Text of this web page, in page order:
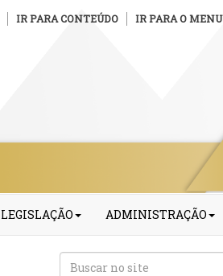
IR PARA CONTEÚDO IR PARA O MENU
LEGISLAÇÃO ADMINISTRAÇÃO